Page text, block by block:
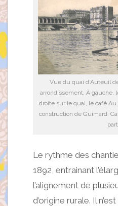
Vue du quai d’Auteuil
arrondissement. À gauche,
droite sur le quai, le café
construction de Guimard.
part.
Le rythme des
1892, entrainant
l’alignement de
d’origine rurale. Il